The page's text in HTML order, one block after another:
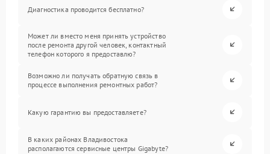
Диагностика проводится бесплатно?
Может ли вместо меня принять устройство
после ремонта другой человек, контактный
телефон которого я предоставлю?
Возможно ли получать обратную связь в
процессе выполнения ремонтных работ?
Какую гарантию вы предоставляете?
В каких районах Владивостока
располагаются сервисные центры Gigabyte?